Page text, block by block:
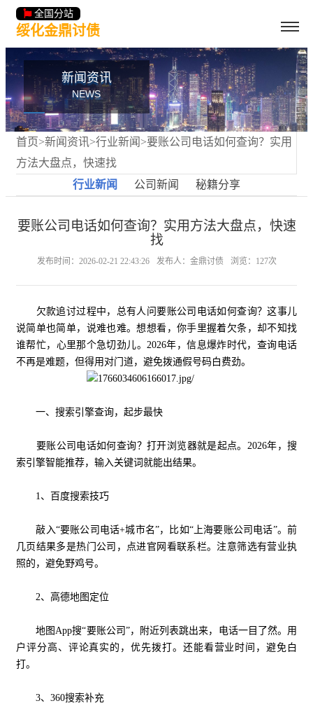
全国分站
绥化金鼎讨债
新闻资讯
NEWS
首页>新闻资讯>行业新闻 >要账公司电话如何查询？实用
方法大盘点，快速找
行业新闻
公司新闻 秘籍分享
要账公司电话如何查询？实用方法大盘点，快速
找
发布时间：2026-02-21 22:43:26 发布人：金鼎讨债 浏览：127次
欠款追讨过程中，总有人问要账公司电话如何查询？这事儿
说简单也简单，说难也难。想想看，你手里握着欠条，却不知找
谁帮忙，心里那个急切劲儿。2026年，信息爆炸时代，查询电话
不再是难题，但得用对门道，避免拨通假号码白费劲。
一、搜索引擎查询，起步最快
要账公司电话如何查询？打开浏览器就是起点。2026年，搜
索引擎智能推荐，输入关键词就能出结果。
1、百度搜索技巧
敲入“要账公司电话+城市名”，比如“上海要账公司电话”。前
几页结果多是热门公司，点进官网看联系栏。注意筛选有营业执
照的，避免野鸡号。
2、高德地图定位
地图App搜“要账公司”，附近列表跳出来，电话一目了然。用
户评分高、评论真实的，优先拨打。还能看营业时间，避免白
打。
3、360搜索补充